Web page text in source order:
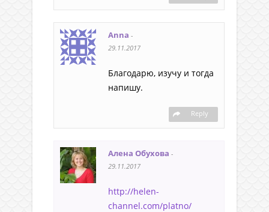
Anna -
29.11.2017
Благодарю, изучу и тогда
напишу.
Reply
Алена Обухова -
29.11.2017
http://helen-
channel.com/platno/